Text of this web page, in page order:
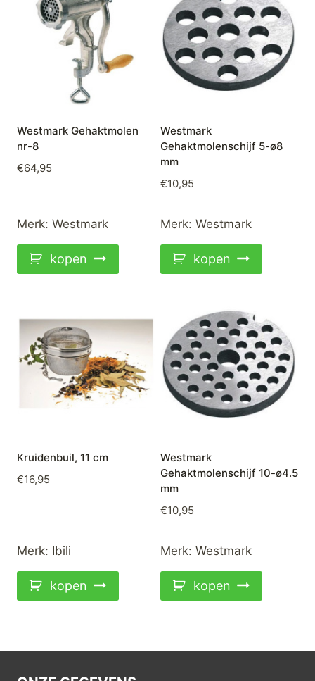
Westmark Gehaktmolen
nr-8
€64,95
Merk: Westmark
kopen
Westmark
Gehaktmolenschijf 5-ø8
mm
€10,95
Merk: Westmark
kopen
Kruidenbuil, 11 cm
€16,95
Merk: Ibili
kopen
Westmark
Gehaktmolenschijf 10-ø4.5
mm
€10,95
Merk: Westmark
kopen